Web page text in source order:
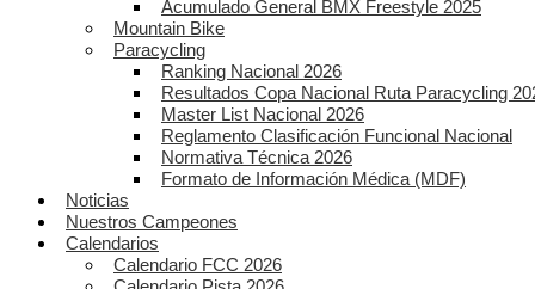
Acumulado General BMX Freestyle 2025
Mountain Bike
Paracycling
Ranking Nacional 2026
Resultados Copa Nacional Ruta Paracycling
Master List Nacional 2026
Reglamento Clasificación Funcional Nacional
Normativa Técnica 2026
Formato de Información Médica (MDF)
Noticias
Nuestros Campeones
Calendarios
Calendario FCC 2026